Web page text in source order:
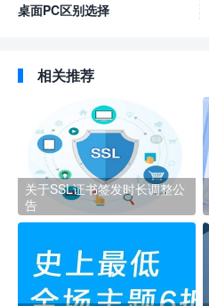
桌面PC区别选择
相关推荐
关于SSL证书签发时长调整公
告